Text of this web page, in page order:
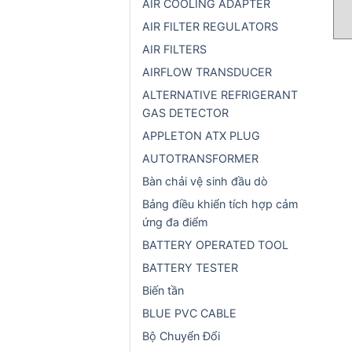
AIR COOLING ADAPTER
AIR FILTER REGULATORS
AIR FILTERS
AIRFLOW TRANSDUCER
ALTERNATIVE REFRIGERANT
GAS DETECTOR
APPLETON ATX PLUG
AUTOTRANSFORMER
Bàn chải vệ sinh đầu dò
Bảng điều khiển tích hợp cảm
ứng đa điểm
BATTERY OPERATED TOOL
BATTERY TESTER
Biến tần
BLUE PVC CABLE
Bộ Chuyển Đổi